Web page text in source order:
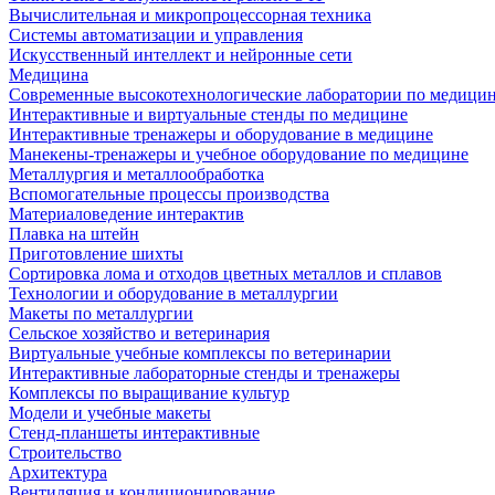
Вычислительная и микропроцессорная техника
Системы автоматизации и управления
Искусственный интеллект и нейронные сети
Медицина
Современные высокотехнологические лаборатории по
Интерактивные и виртуальные стенды по медицине
Интерактивные тренажеры и оборудование в медицине
Манекены-тренажеры и учебное оборудование по медицине
Металлургия и металлообработка
Вспомогательные процессы производства
Материаловедение интерактив
Плавка на штейн
Приготовление шихты
Сортировка лома и отходов цветных металлов и сплавов
Технологии и оборудование в металлургии
Макеты по металлургии
Сельское хозяйство и ветеринария
Виртуальные учебные комплексы по ветеринарии
Интерактивные лабораторные стенды и тренажеры
Комплексы по выращивание культур
Модели и учебные макеты
Стенд-планшеты интерактивные
Строительство
Архитектура